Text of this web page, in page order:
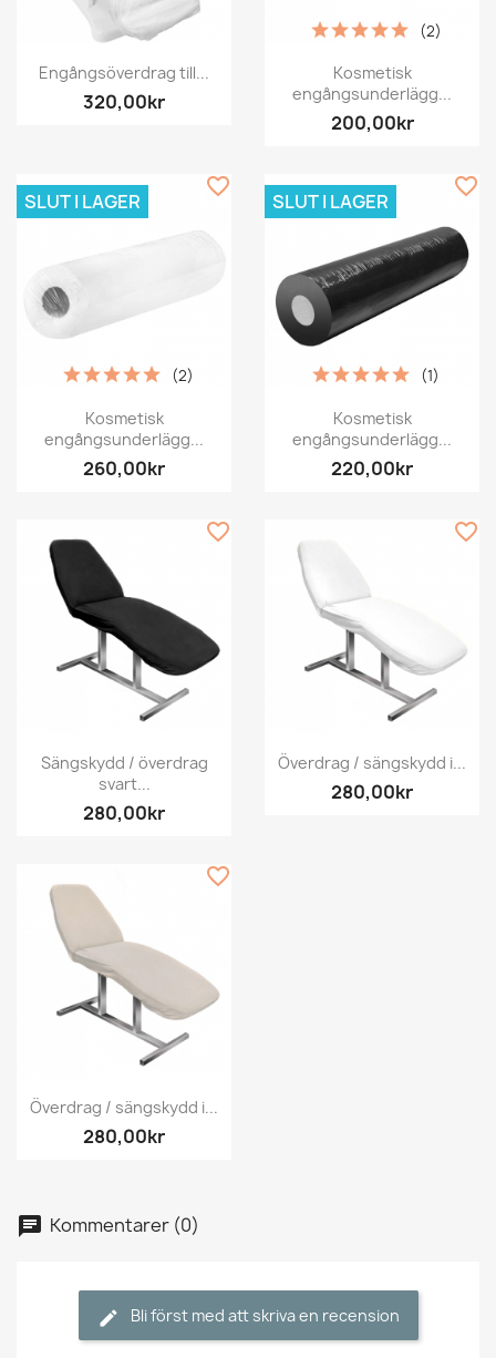
Engångsöverdrag till...
320,00kr
Kosmetisk
engångsunderlägg...
200,00kr
(2)
Kosmetisk
engångsunderlägg...
260,00kr
(2)
SLUT I LAGER
favorite_border
Kosmetisk
engångsunderlägg...
220,00kr
(1)
SLUT I LAGER
favorite_border
Sängskydd / överdrag
svart...
280,00kr
favorite_border
Överdrag / sängskydd i...
280,00kr
favorite_border
Överdrag / sängskydd i...
280,00kr
favorite_border
Kommentarer (0)
Bli först med att skriva en recension